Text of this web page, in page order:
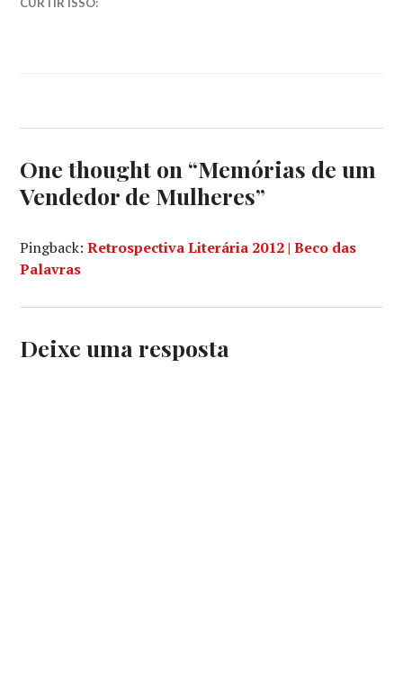
One thought on “Memórias de um
Vendedor de Mulheres”
Pingback:Retrospectiva Literária 2012 | Beco das
Palavras
Deixe uma resposta